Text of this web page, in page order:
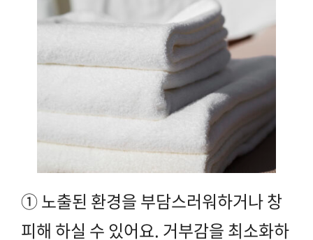
① 노출된 환경을 부담스러워하거나 창
피해 하실 수 있어요. 거부감을 최소화하